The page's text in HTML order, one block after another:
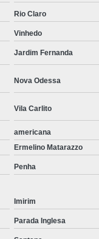
de Tubos
de Alumínio
de Chapa de
Chapa
Dobra de
de Tubo Redondo
Maçarico
Quadrado
Dobra
de Corte a Laser
Rio Claro
Vinhedo
Jardim Fernanda
Nova Odessa
Vila Carlito
americana
Ermelino Matarazzo
Penha
Imirim
Parada Inglesa